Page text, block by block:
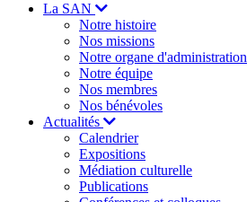
La SAN
Notre histoire
Nos missions
Notre organe d'administration
Notre équipe
Nos membres
Nos bénévoles
Actualités
Calendrier
Expositions
Médiation culturelle
Publications